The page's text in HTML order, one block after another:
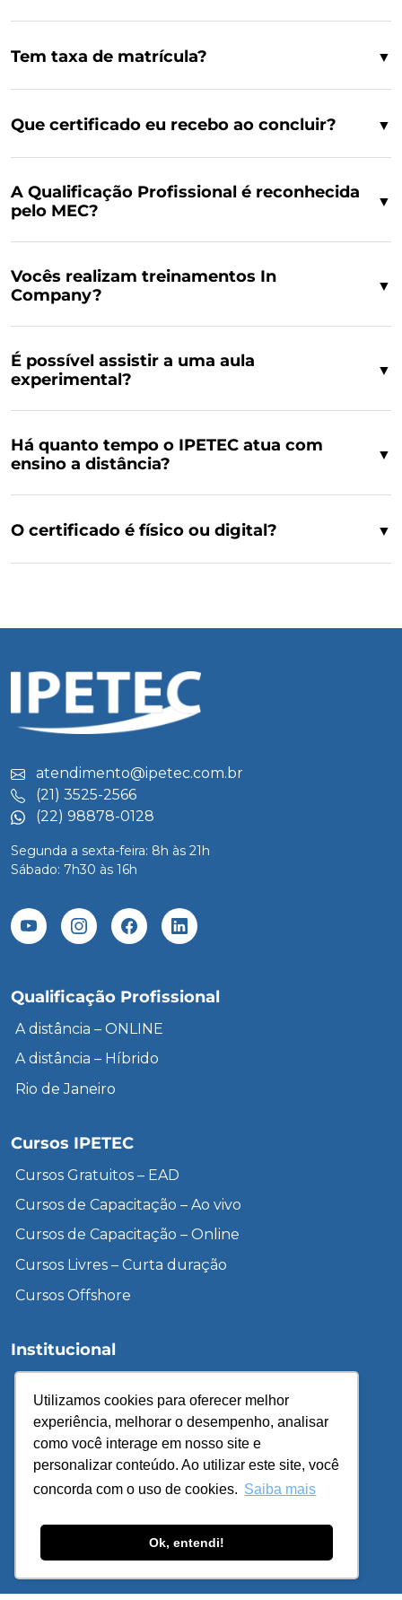
Utilizamos cookies para oferecer melhor
experiência, melhorar o desempenho, analisar
como você interage em nosso site e
personalizar conteúdo. Ao utilizar este site, você
concorda com o uso de cookies. Saiba mais
Ok, entendi!
Tem taxa de matrícula? ▼
Que certificado eu recebo ao concluir? ▼
A Qualificação Profissional é reconhecida
pelo MEC?
▼
Vocês realizam treinamentos In
Company?
▼
É possível assistir a uma aula
experimental?
▼
Há quanto tempo o IPETEC atua com
ensino a distância?
▼
O certificado é físico ou digital? ▼
atendimento@ipetec.com.br
(21) 3525-2566
(22) 98878-0128
Segunda a sexta-feira: 8h às 21h
Sábado: 7h30 às 16h
Qualificação Profissional
A distância – ONLINE
A distância – Híbrido
Rio de Janeiro
Cursos IPETEC
Cursos Gratuitos – EAD
Cursos de Capacitação – Ao vivo
Cursos de Capacitação – Online
Cursos Livres – Curta duração
Cursos Offshore
Institucional
Unidades
Sobre o IPETEC
Cursos de Treinamento & Desenvolvimento
Política de Privacidade